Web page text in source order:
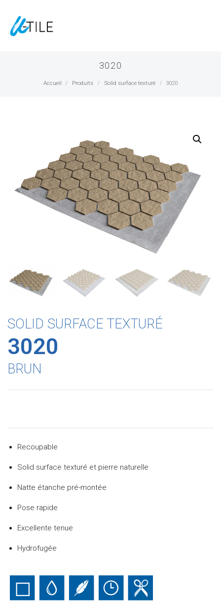
3020
Accueil / Produits / Solid surface texturé / 3020
SOLID SURFACE TEXTURÉ
3020
BRUN
Recoupable
Solid surface texturé et pierre naturelle
Natte étanche pré-montée
Pose rapide
Excellente tenue
Hydrofugée